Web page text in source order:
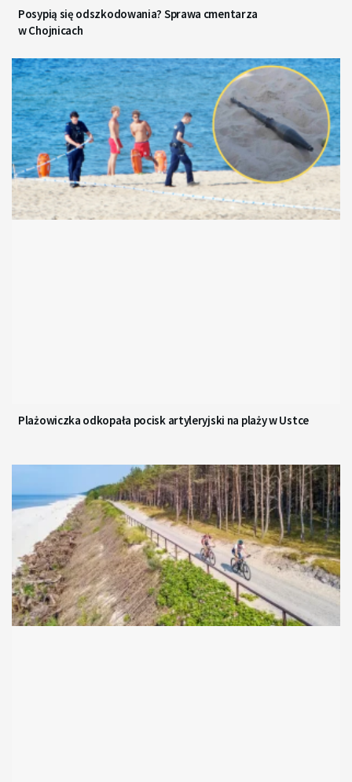
Posypią się odszkodowania? Sprawa cmentarza
w Chojnicach
Plażowiczka odkopała pocisk artyleryjski na plaży w Ustce